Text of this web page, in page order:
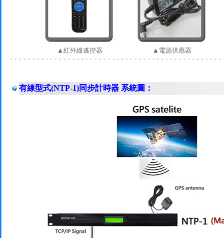
▲紅外線遙控器 ▲電源供應器
有線型式(NTP-1)同步計時器 系統圖：